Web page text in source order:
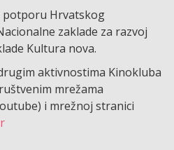
potporu Hrvatskog
zaklade za razvoj
Kultura nova.
aktivnostima Kinokluba
mrežama
i mrežnoj stranici